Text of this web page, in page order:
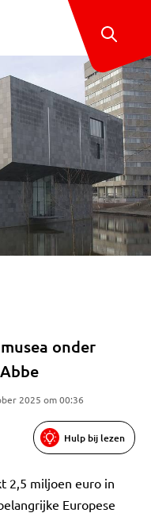
onder
2025 om 00:36
Hulp bij lezen
2,5 miljoen euro in
Europese